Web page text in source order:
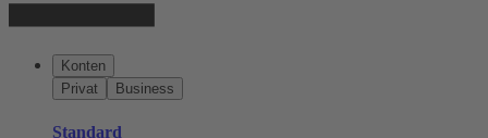
Konten
Privat
Business
Standard